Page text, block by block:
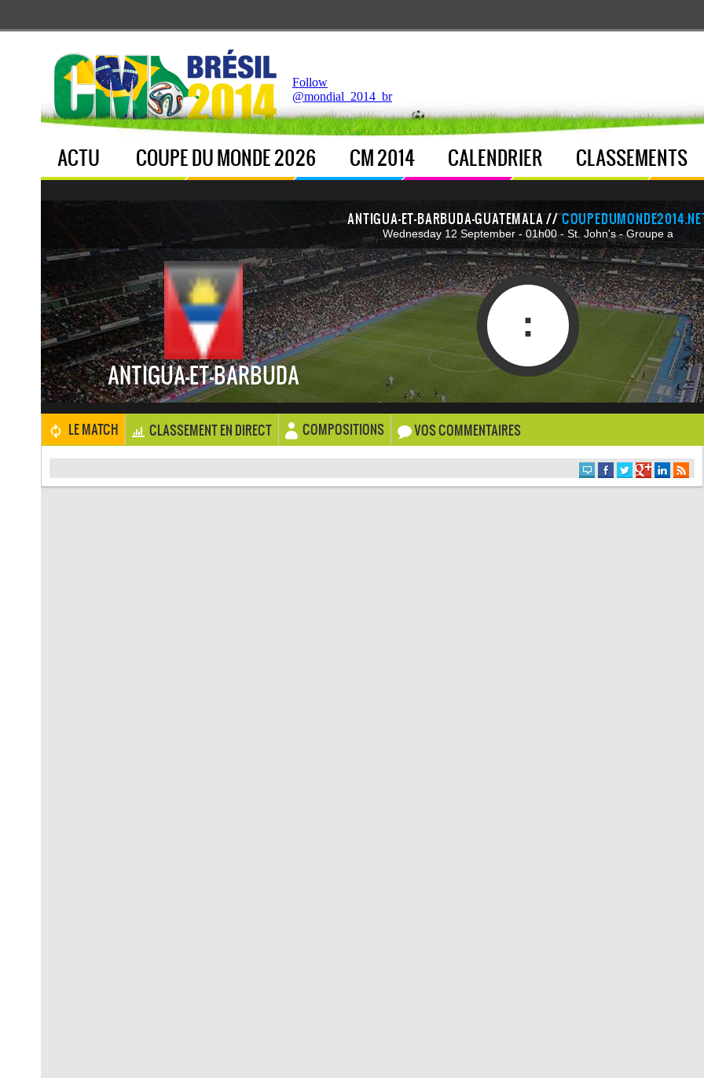
Follow
@mondial_2014_br
ACTU COUPE DU MONDE 2026 CM 2014 CALENDRIER CLASSEMENTS
ANTIGUA-ET-BARBUDA-GUATEMALA //
Wednesday 12 September - 01h00 - St. John's - Groupe a
ANTIGUA-ET-BARBUDA
:
LE MATCH CLASSEMENT EN DIRECT COMPOSITIONS VOS COMMENTAIRES